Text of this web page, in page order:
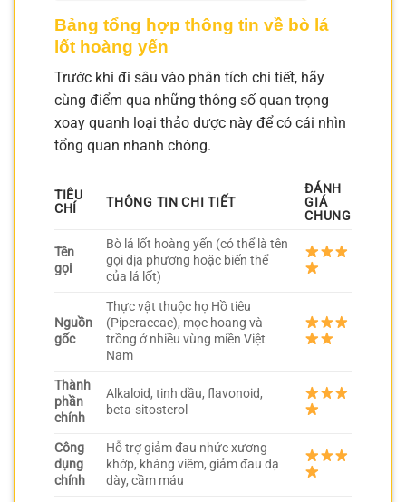
Bảng tổng hợp thông tin về bò lá
lốt hoàng yến
Trước khi đi sâu vào phân tích chi tiết, hãy
cùng điểm qua những thông số quan trọng
xoay quanh loại thảo dược này để có cái nhìn
tổng quan nhanh chóng.
TIÊU
CHÍ
THÔNG TIN CHI TIẾT
ĐÁNH
GIÁ
CHUNG
Tên
gọi
Bò lá lốt hoàng yến (có thể là tên
gọi địa phương hoặc biến thể
của lá lốt)
Nguồn
gốc
Thực vật thuộc họ Hồ tiêu
(Piperaceae), mọc hoang và
trồng ở nhiều vùng miền Việt
Nam
Thành
phần
chính
Alkaloid, tinh dầu, flavonoid,
beta-sitosterol
Công
dụng
chính
Hỗ trợ giảm đau nhức xương
khớp, kháng viêm, giảm đau dạ
dày, cầm máu